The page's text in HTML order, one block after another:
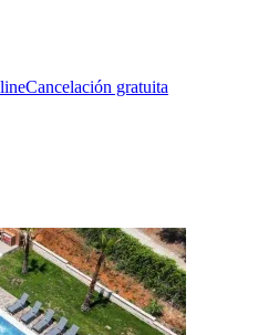
Cancelación gratuita